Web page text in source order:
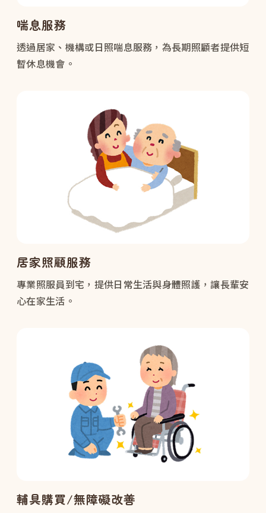
喘息服務
透過居家、機構或日照喘息服務，為長期照顧者提供短
暫休息機會。
居家照顧服務
專業照服員到宅，提供日常生活與身體照護，讓長輩安
心在家生活。
輔具購買/無障礙改善